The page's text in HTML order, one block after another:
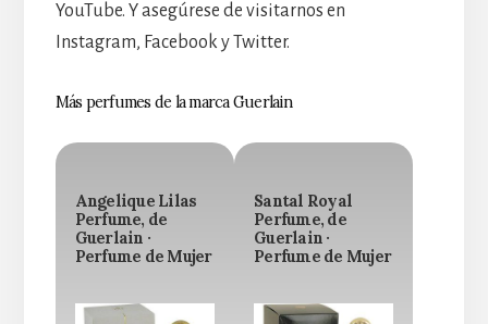
YouTube. Y asegúrese de visitarnos en
Instagram, Facebook y Twitter.
Más perfumes de la marca Guerlain
Angelique Lilas
Perfume, de
Guerlain ·
Perfume de Mujer
Santal Royal
Perfume, de
Guerlain ·
Perfume de Mujer